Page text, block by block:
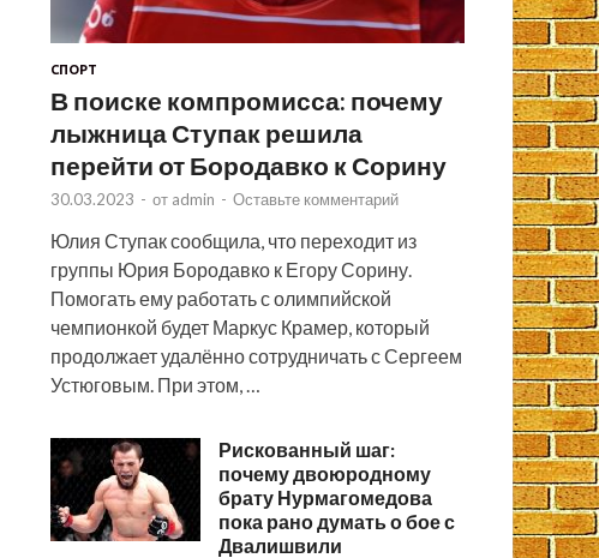
СПОРТ
В поиске компромисса: почему
лыжница Ступак решила
перейти от Бородавко к Сорину
30.03.2023 - от admin - Оставьте комментарий
Юлия Ступак сообщила, что переходит из
группы Юрия Бородавко к Егору Сорину.
Помогать ему работать с олимпийской
чемпионкой будет Маркус Крамер, который
продолжает удалённо сотрудничать с Сергеем
Устюговым. При этом, …
Рискованный шаг:
почему двоюродному
брату Нурмагомедова
пока рано думать о бое с
Двалишвили